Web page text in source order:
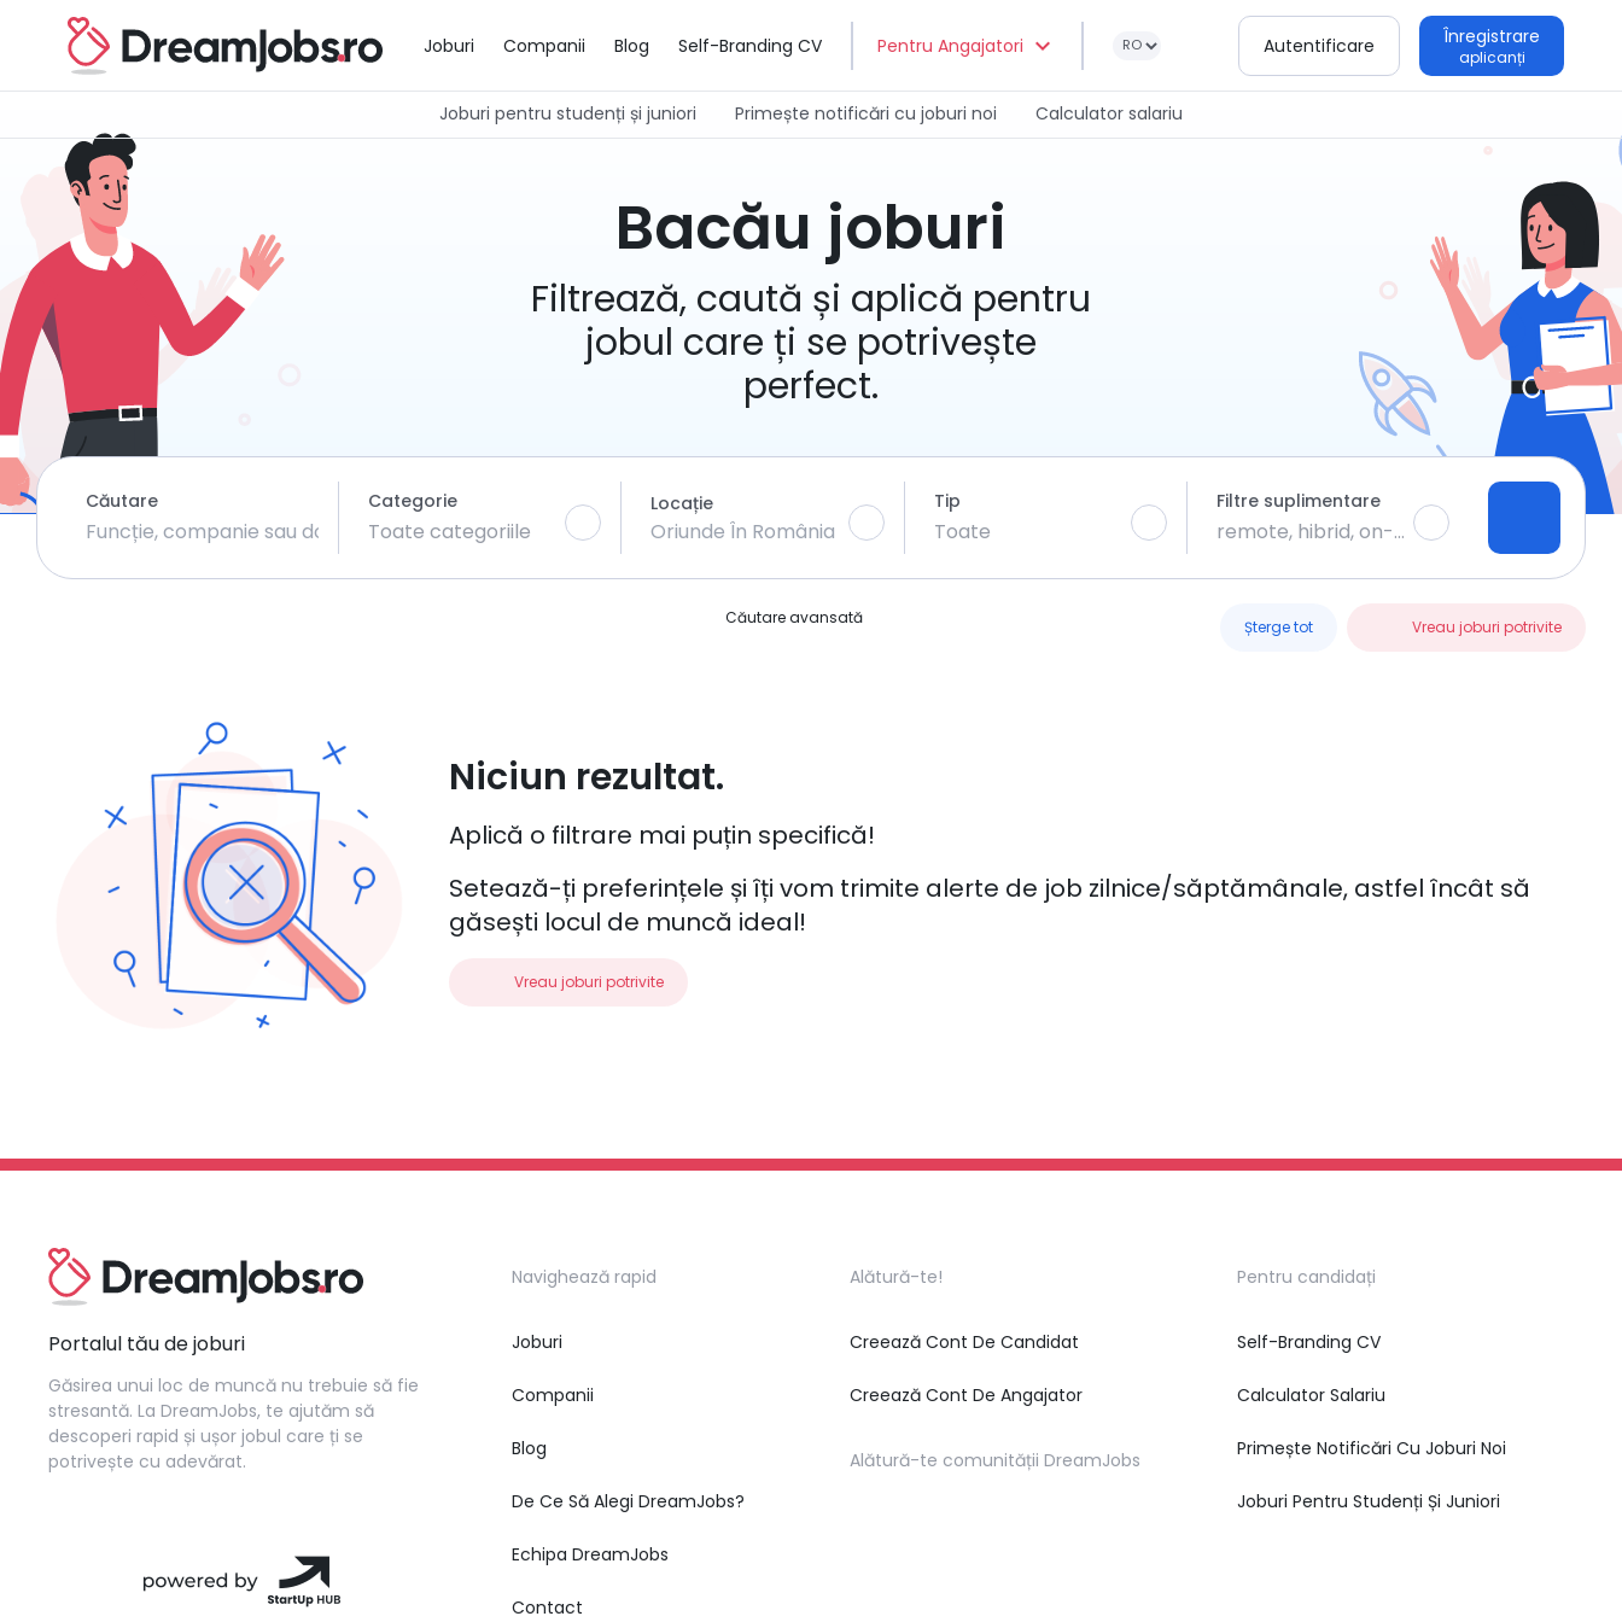
Joburi Companii Blog Self-Branding CV Pentru Angajatori expand_more Autentificare Înregistrare
aplicanți
Joburi pentru studenți și juniori Primește notificări cu joburi noi Calculator salariu
Bacău joburi
Filtrează, caută și aplică pentru
jobul care ți se potrivește
perfect.
Căutare Categorie
Toate categoriile
Locație Tip
Toate
Filtre suplimentare
remote, hibrid, on-site
Căutare avansată Șterge tot Vreau joburi potrivite
Niciun rezultat.
Aplică o filtrare mai puțin specifică!
Setează-ți preferințele și îți vom trimite alerte de job zilnice/săptămânale, astfel încât să
găsești locul de muncă ideal!
Vreau joburi potrivite
Portalul tău de joburi
Găsirea unui loc de muncă nu trebuie să fie
stresantă. La DreamJobs, te ajutăm să
descoperi rapid și ușor jobul care ți se
potrivește cu adevărat.
Navighează rapid
Joburi
Companii
Blog
De Ce Să Alegi DreamJobs?
Echipa DreamJobs
Contact
Alătură-te!
Creează Cont De Candidat
Creează Cont De Angajator
Alătură-te comunității DreamJobs
Pentru candidați
Self-Branding CV
Calculator Salariu
Primește Notificări Cu Joburi Noi
Joburi Pentru Studenți Și Juniori